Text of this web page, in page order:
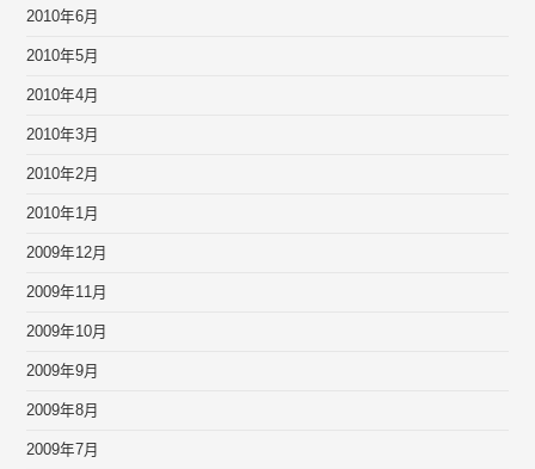
2010年6月
2010年5月
2010年4月
2010年3月
2010年2月
2010年1月
2009年12月
2009年11月
2009年10月
2009年9月
2009年8月
2009年7月